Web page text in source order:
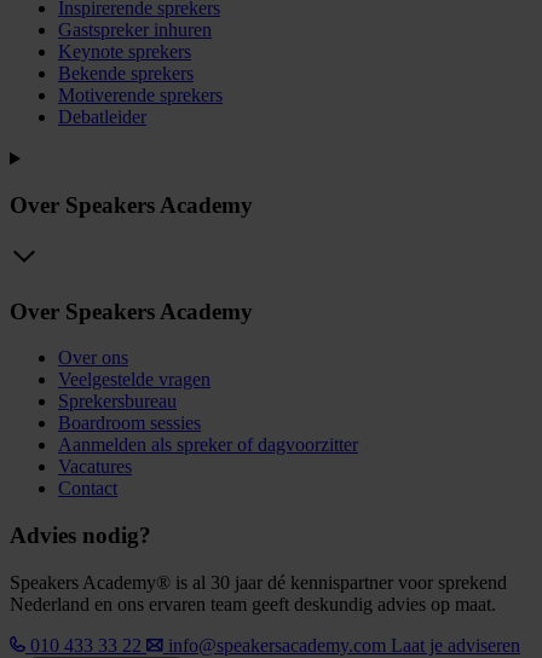
Inspirerende sprekers
Gastspreker inhuren
Keynote sprekers
Bekende sprekers
Motiverende sprekers
Debatleider
Over Speakers Academy
Over Speakers Academy
Over ons
Veelgestelde vragen
Sprekersbureau
Boardroom sessies
Aanmelden als spreker of dagvoorzitter
Vacatures
Contact
Advies nodig?
Speakers Academy® is al 30 jaar dé kennispartner voor sprekend
Nederland en ons ervaren team geeft deskundig advies op maat.
010 433 33 22
info@speakersacademy.com Laat je adviseren